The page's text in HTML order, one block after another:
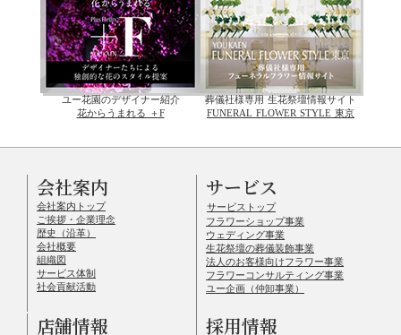
ユー花園のデザイナー紹介
花からうまれる ＋F
葬儀社様専用 生花祭壇情報サイト
FUNERAL FLOWER STYLE 東京
会社案内
会社案内トップ
ご挨拶・企業理念
歴史（沿革）
会社概要
組織図
サービス体制
社会貢献活動
サービス
サービストップ
フラワーショップ事業
ウェディング事業
生花祭壇の葬儀装飾事業
法人のお客様向けフラワー事業
フラワーコンサルティング事業
ユー企画（仲卸事業）
店舗情報 採用情報